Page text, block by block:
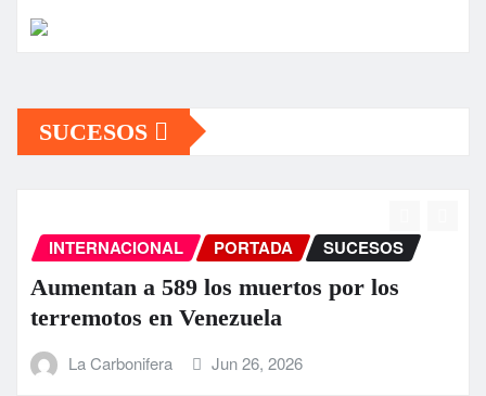
SUCESOS
los
INTERNACIONAL PORTADA
EEUU anuncia una ayuda de 130
millones para Venezuela tras el